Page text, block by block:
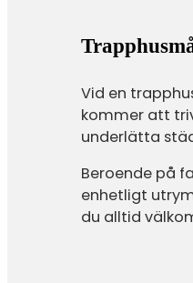
Vid en
kommer att
underlätta
Beroende på
enhetligt
du alltid